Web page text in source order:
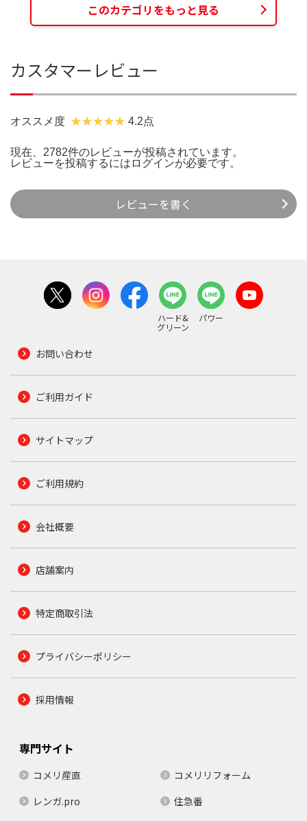
このカテゴリをもっと見る
カスタマーレビュー
オススメ度 4.2点
現在、2782件のレビューが投稿されています。
レビューを投稿するには ログインが必要です。
レビューを書く
ハード&
グリーン
パワー
お問い合わせ
ご利用ガイド
サイトマップ
ご利用規約
会社概要
店舗案内
特定商取引法
プライバシーポリシー
採用情報
専門サイト
コメリ産直
コメリリフォーム
レンガ.pro
住急番